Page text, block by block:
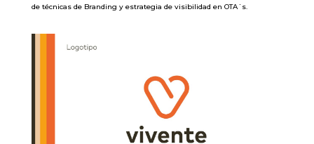
de técnicas de Branding y estrategia de visibilidad en OTA´s.